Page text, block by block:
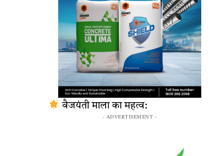
वैजयंती माला का महत्व:
- ADVERTISEMENT -